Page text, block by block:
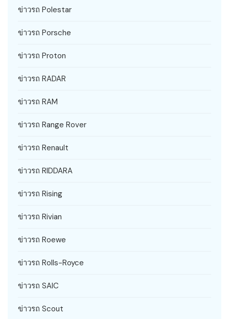
ข่าวรถ Polestar
ข่าวรถ Porsche
ข่าวรถ Proton
ข่าวรถ RADAR
ข่าวรถ RAM
ข่าวรถ Range Rover
ข่าวรถ Renault
ข่าวรถ RIDDARA
ข่าวรถ Rising
ข่าวรถ Rivian
ข่าวรถ Roewe
ข่าวรถ Rolls-Royce
ข่าวรถ SAIC
ข่าวรถ Scout